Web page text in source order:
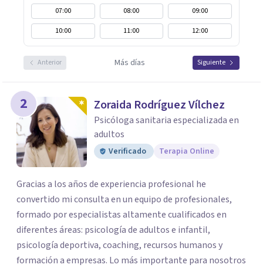
07:00 08:00
09:00
10:00
11:00 12:00
Anterior Más días Siguiente
2 Zoraida Rodríguez Vílchez
Psicóloga sanitaria especializada en
adultos
Verificado Terapia Online
Gracias a los años de experiencia profesional he
convertido mi consulta en un equipo de profesionales,
formado por especialistas altamente cualificados en
diferentes áreas: psicología de adultos e infantil,
psicología deportiva, coaching, recursos humanos y
formación a empresas. Lo más importante para nosotros